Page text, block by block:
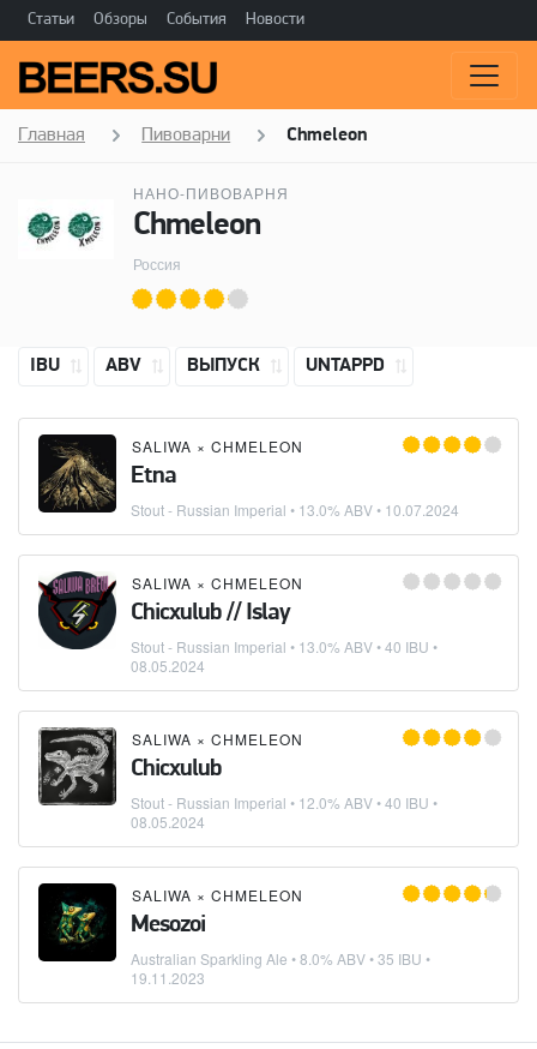
Статьи Обзоры События Новости
Главная Пивоварни Chmeleon
НАНО-ПИВОВАРНЯ
Chmeleon
Россия
IBU ABV ВЫПУСК UNTAPPD
SALIWA × CHMELEON
Etna
Stout - Russian Imperial • 13.0% ABV • 10.07.2024
SALIWA × CHMELEON
Chicxulub // Islay
Stout - Russian Imperial • 13.0% ABV • 40 IBU •
08.05.2024
SALIWA × CHMELEON
Chicxulub
Stout - Russian Imperial • 12.0% ABV • 40 IBU •
08.05.2024
SALIWA × CHMELEON
Mesozoi
Australian Sparkling Ale • 8.0% ABV • 35 IBU •
19.11.2023